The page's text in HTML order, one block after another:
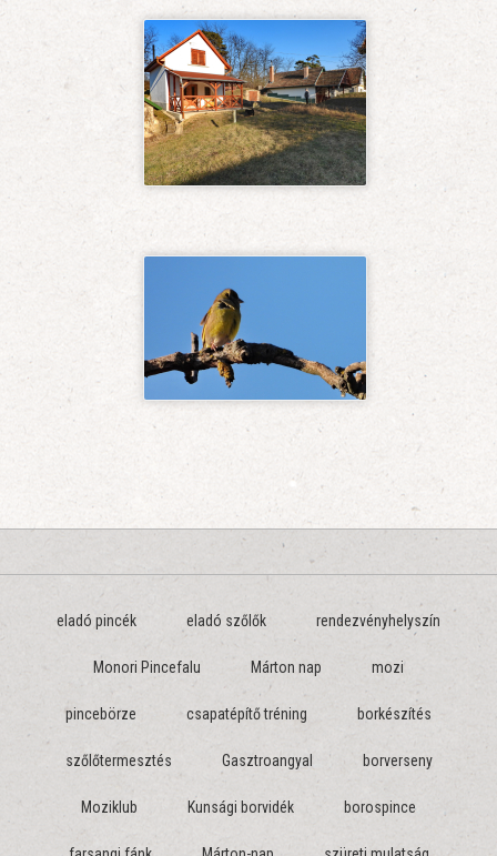
eladó pincék eladó szőlők rendezvényhelyszín
Monori Pincefalu Márton nap mozi
pincebörze csapatépítő tréning borkészítés
szőlőtermesztés Gasztroangyal borverseny
Moziklub Kunsági borvidék borospince